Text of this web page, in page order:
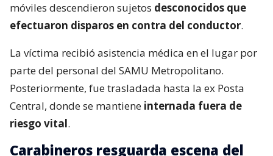
móviles descendieron sujetos desconocidos que
efectuaron disparos en contra del conductor.
La víctima recibió asistencia médica en el lugar por
parte del personal del SAMU Metropolitano.
Posteriormente, fue trasladada hasta la ex Posta
Central, donde se mantiene internada fuera de
riesgo vital.
Carabineros resguarda escena del